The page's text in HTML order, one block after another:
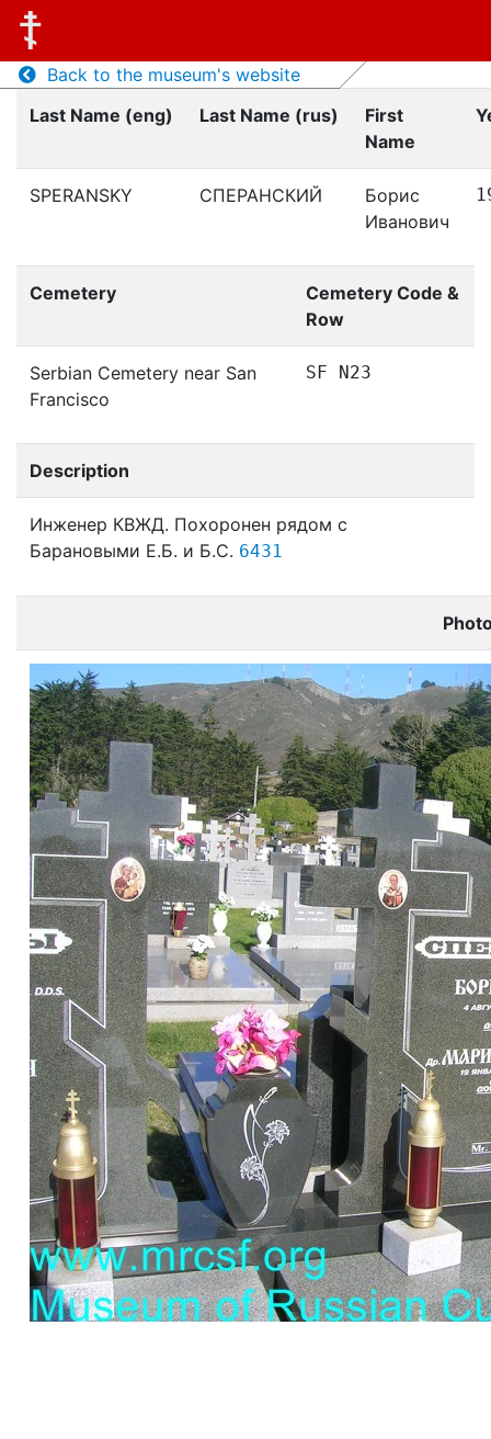
Back to the museum's website
Last Name (eng)
Last Name (rus)
First
Name
SPERANSKY СПЕРАНСКИЙ
Борис
Иванович
Cemetery
Cemetery Code &
Row
Serbian Cemetery near San
Francisco
SF N23
Description
Инженер КВЖД. Похоронен рядом с
Барановыми Е.Б. и Б.С. 6431